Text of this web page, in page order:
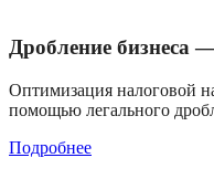
Дробление бизнеса
Оптимизация налоговой
помощью легального
Подробнее